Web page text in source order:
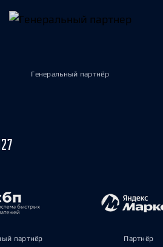
Генеральный партнёр
партнёр Партнёр